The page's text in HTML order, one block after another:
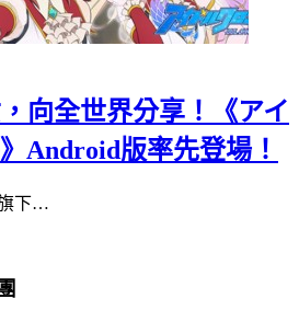
向全世界分享！《アイ
Android版率先登場！
下…